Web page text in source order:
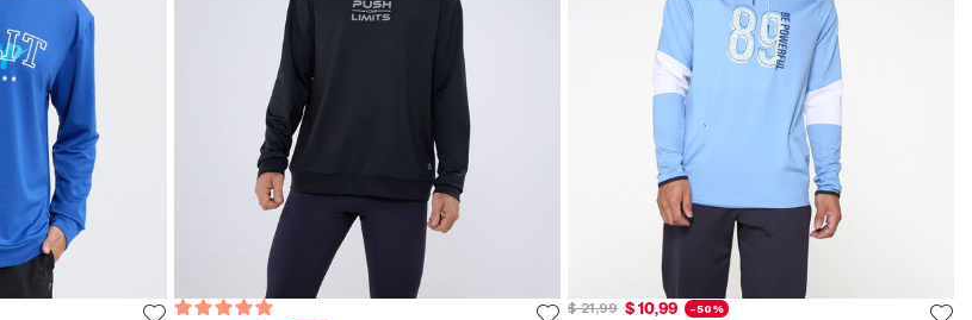
$ 21,99 $ 10,99 -50%